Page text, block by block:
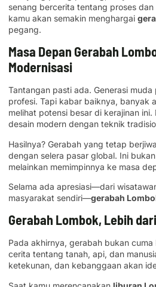
senang bercerita tentang proses
kamu akan semakin menghargai
pegang.
Masa Depan Gerabah
Modernisasi
Tantangan pasti ada. Generasi
profesi. Tapi kabar baiknya, banyak
melihat potensi besar di kerajinan
desain modern dengan teknik
Hasilnya? Gerabah yang tetap
dengan selera pasar global. Ini
melainkan memimpinnya ke masa
Selama ada apresiasi—dari
masyarakat sendiri—gerabah
Gerabah Lombok, Lebih
Pada akhirnya, gerabah bukan
cerita tentang tanah, api, dan
ketekunan, dan kebanggaan akan